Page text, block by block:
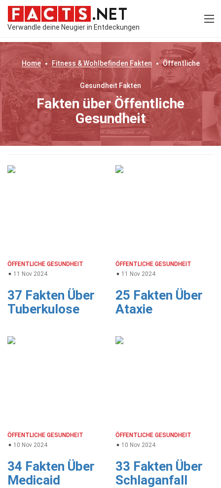
Verwandle deine Neugier in Entdeckungen
Home Fitness & Wohlbefinden Fakten Öffentliche
Gesundheit Fakten
Fakten über Öffentliche
Gesundheit
ÖFFENTLICHE GESUNDHEIT
11 Nov 2024
37 Fakten Über
Tuberkulose
ÖFFENTLICHE GESUNDHEIT
11 Nov 2024
25 Fakten Über
Ataxie
ÖFFENTLICHE GESUNDHEIT
10 Nov 2024
34 Fakten Über
Medicaid
ÖFFENTLICHE GESUNDHEIT
10 Nov 2024
33 Fakten Über
Schlaganfall